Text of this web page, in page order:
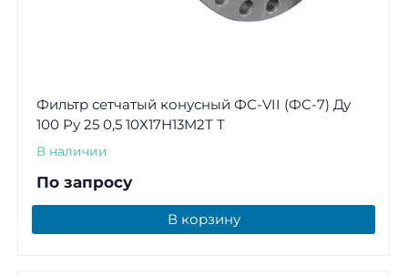
Фильтр сетчатый конусный ФС-VII (ФС-7) Ду
100 Ру 25 0,5 10Х17Н13М2Т Т
В наличии
По запросу
В корзину